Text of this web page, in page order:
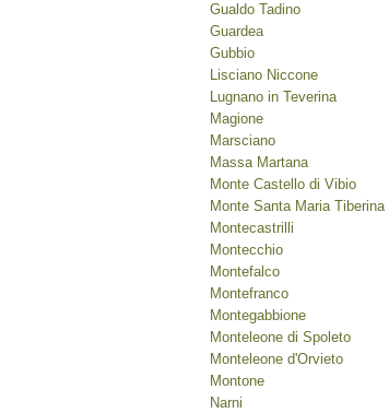
Gualdo Tadino
Guardea
Gubbio
Lisciano Niccone
Lugnano in Teverina
Magione
Marsciano
Massa Martana
Monte Castello di Vibio
Monte Santa Maria Tiberina
Montecastrilli
Montecchio
Montefalco
Montefranco
Montegabbione
Monteleone di Spoleto
Monteleone d'Orvieto
Montone
Narni